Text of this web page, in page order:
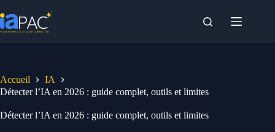
au
contenu
Accueil
IA
Détecter l’IA en 2026 : guide complet, outils et limites
Détecter l’IA en 2026 : guide complet, outils et limites